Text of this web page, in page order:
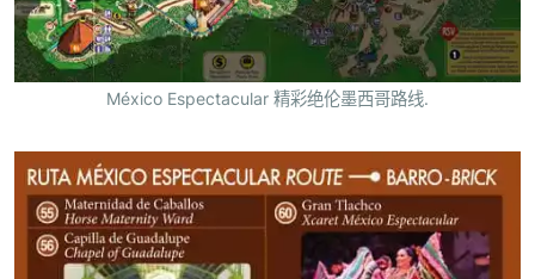
México Espectacular 精彩绝伦墨西哥路线.